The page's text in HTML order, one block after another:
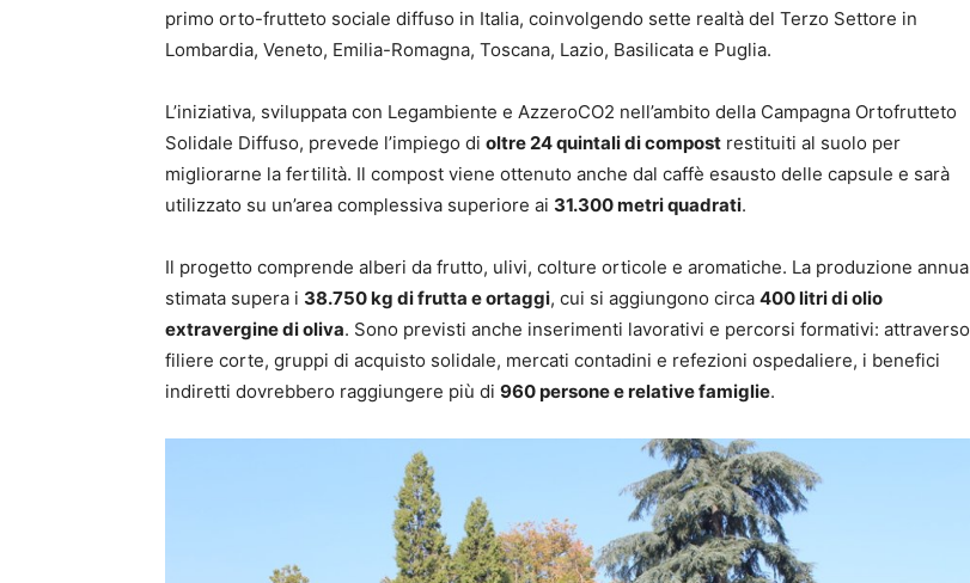
primo orto-frutteto sociale diffuso in Italia, coinvolgendo sette realtà del Terzo Settore in
Lombardia, Veneto, Emilia-Romagna, Toscana, Lazio, Basilicata e Puglia.
L’iniziativa, sviluppata con Legambiente e AzzeroCO2 nell’ambito della Campagna Ortofrutteto
Solidale Diffuso, prevede l’impiego di oltre 24 quintali di compost restituiti al suolo per
migliorarne la fertilità. Il compost viene ottenuto anche dal caffè esausto delle capsule e sarà
utilizzato su un’area complessiva superiore ai 31.300 metri quadrati.
Il progetto comprende alberi da frutto, ulivi, colture orticole e aromatiche. La produzione annua
stimata supera i 38.750 kg di frutta e ortaggi, cui si aggiungono circa 400 litri di olio
extravergine di oliva. Sono previsti anche inserimenti lavorativi e percorsi formativi: attraverso
filiere corte, gruppi di acquisto solidale, mercati contadini e refezioni ospedaliere, i benefici
indiretti dovrebbero raggiungere più di 960 persone e relative famiglie.